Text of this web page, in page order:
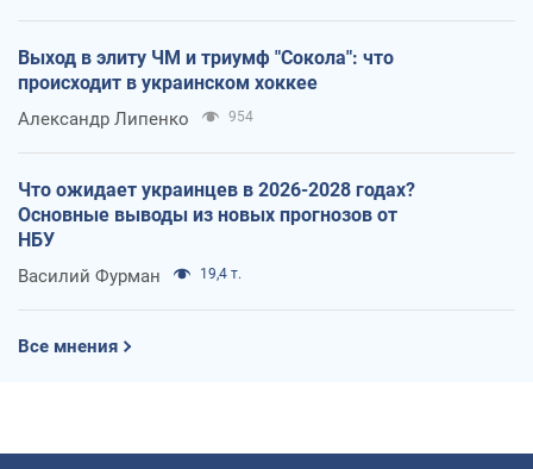
Выход в элиту ЧМ и триумф "Сокола": что
происходит в украинском хоккее
Александр Липенко 954
Что ожидает украинцев в 2026-2028 годах?
Основные выводы из новых прогнозов от
НБУ
Василий Фурман 19,4 т.
Все мнения